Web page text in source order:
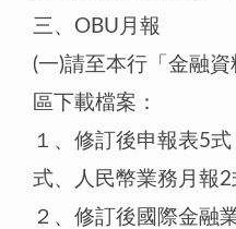
三、OBU月報
(一)請至本行「金融
區下載檔案：
１、修訂後申報表5
式、人民幣業務月報2
２、修訂後國際金融